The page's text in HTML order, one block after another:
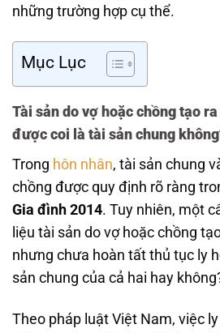
những trường hợp cụ thể.
Mục Lục
Tài sản do vợ hoặc chồng tạo
được coi là tài sản chung
Trong hôn nhân, tài sản chung
chồng được quy định rõ ràng
Gia đình 2014. Tuy nhiên, một
liệu tài sản do vợ hoặc chồng
nhưng chưa hoàn tất thủ tục ly
sản chung của cả hai hay
Theo pháp luật Việt Nam, việc